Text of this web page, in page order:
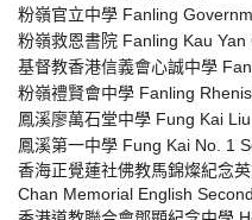
粉嶺官立中學 Fanling
粉嶺救恩書院 Fanling Kau Yan
基督教香港信義會心誠中學
粉嶺禮賢會中學 Fanling
鳳溪廖萬石堂中學 Fung Kai
鳳溪第一中學 Fung Kai No. 1
香海正覺蓮社佛教馬錦燦紀念
Chan Memorial English